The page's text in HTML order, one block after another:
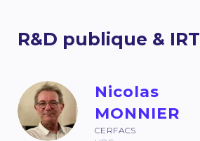
R&D publique & IRT
Nicolas
MONNIER
CERFACS